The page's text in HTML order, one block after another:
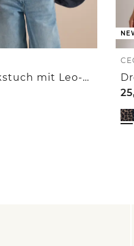
Dreieckstuch mit Leo-Muster